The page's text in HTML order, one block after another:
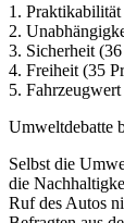
1.
2.
3. Sicherheit
4. Freiheit (35
5.
Umweltdebatte
Selbst die
die
Ruf des Autos